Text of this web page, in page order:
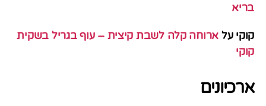
בריא
קוקי על ארוחה קלה לשבת קיצית – עוף בגריל בשקית
קוקי
ארכיונים